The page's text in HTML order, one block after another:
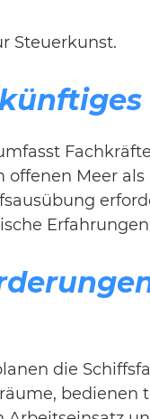
Steuerkunst.
Meer
die
bedienen